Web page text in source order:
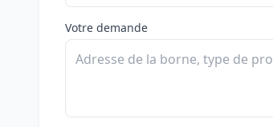
Votre demande